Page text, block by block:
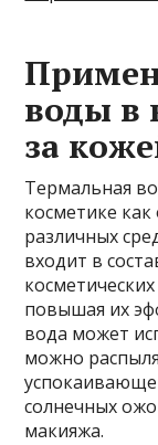
воды в
за
Термальная
косметике
различных
входит в
повышая их
вода может
можно
солнечных
макияжа.